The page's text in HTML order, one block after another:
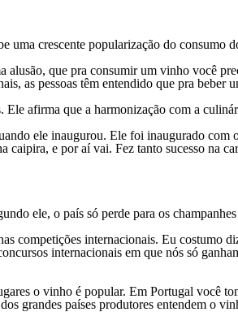
uma crescente popularização do consumo
que pra consumir um vinho você
as pessoas têm entendido que pra beber
afirma que a harmonização com a
ele inaugurou. Ele foi inaugurado com
e por aí vai. Fez tanto sucesso na
ele, o país só perde para os champanhes
competições internacionais. Eu costumo
internacionais em que nós só
o vinho é popular. Em Portugal você
grandes países produtores entendem o